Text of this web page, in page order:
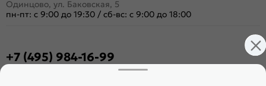
Одинцово, ул. Баковская, 5
пн-пт: с 9:00 до 19:30 / сб-вс: с 9:00 до 18:00
+7 (495) 984-16-99